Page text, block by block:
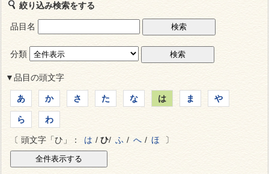
絞り込み検索をする
品目名
分類
▼品目の頭文字
あ か さ た な は ま や
ら わ
〔 頭文字「ひ」： は / ひ/ ふ / へ / ほ 〕